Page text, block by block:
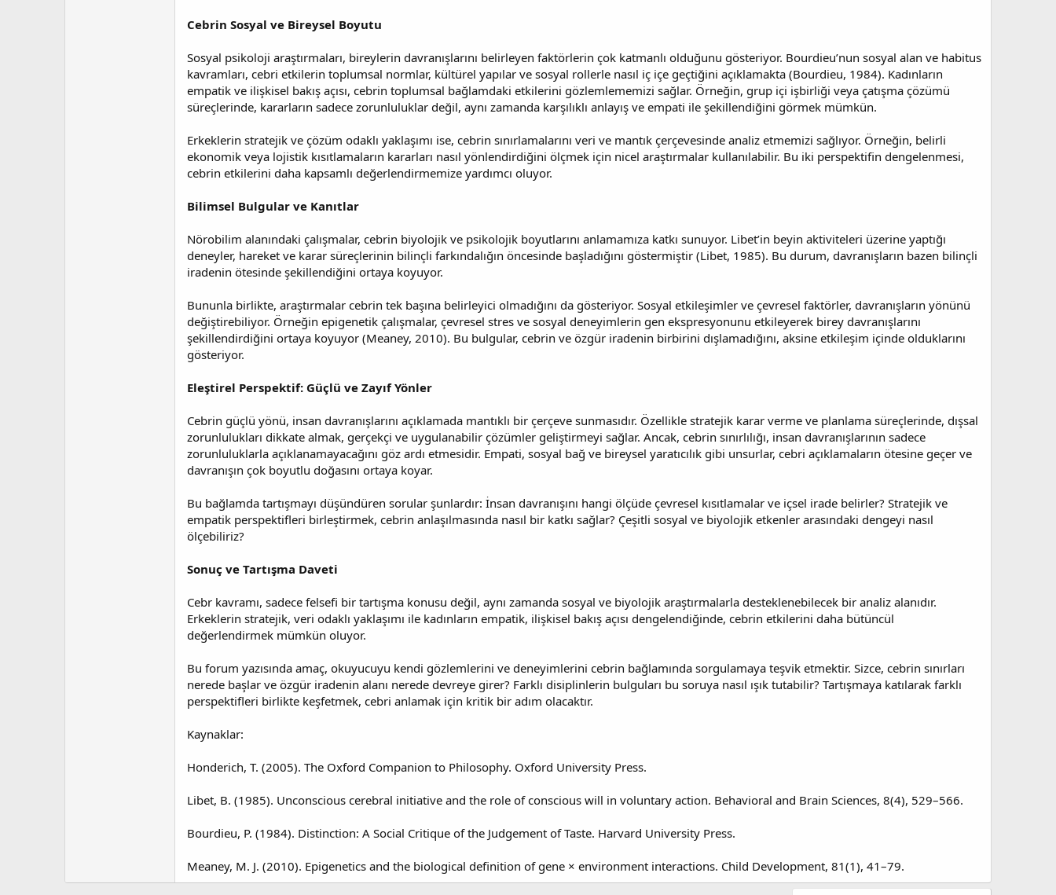
Cebrin Sosyal ve Bireysel Boyutu
Sosyal psikoloji araştırmaları, bireylerin davranışlarını belirleyen faktörlerin çok katmanlı olduğunu gösteriyor. Bourdieu’nun sosyal alan ve habitus
kavramları, cebri etkilerin toplumsal normlar, kültürel yapılar ve sosyal rollerle nasıl iç içe geçtiğini açıklamakta (Bourdieu, 1984). Kadınların
empatik ve ilişkisel bakış açısı, cebrin toplumsal bağlamdaki etkilerini gözlemlememizi sağlar. Örneğin, grup içi işbirliği veya çatışma çözümü
süreçlerinde, kararların sadece zorunluluklar değil, aynı zamanda karşılıklı anlayış ve empati ile şekillendiğini görmek mümkün.
Erkeklerin stratejik ve çözüm odaklı yaklaşımı ise, cebrin sınırlamalarını veri ve mantık çerçevesinde analiz etmemizi sağlıyor. Örneğin, belirli
ekonomik veya lojistik kısıtlamaların kararları nasıl yönlendirdiğini ölçmek için nicel araştırmalar kullanılabilir. Bu iki perspektifin dengelenmesi,
cebrin etkilerini daha kapsamlı değerlendirmemize yardımcı oluyor.
Bilimsel Bulgular ve Kanıtlar
Nörobilim alanındaki çalışmalar, cebrin biyolojik ve psikolojik boyutlarını anlamamıza katkı sunuyor. Libet’in beyin aktiviteleri üzerine yaptığı
deneyler, hareket ve karar süreçlerinin bilinçli farkındalığın öncesinde başladığını göstermiştir (Libet, 1985). Bu durum, davranışların bazen bilinçli
iradenin ötesinde şekillendiğini ortaya koyuyor.
Bununla birlikte, araştırmalar cebrin tek başına belirleyici olmadığını da gösteriyor. Sosyal etkileşimler ve çevresel faktörler, davranışların yönünü
değiştirebiliyor. Örneğin epigenetik çalışmalar, çevresel stres ve sosyal deneyimlerin gen ekspresyonunu etkileyerek birey davranışlarını
şekillendirdiğini ortaya koyuyor (Meaney, 2010). Bu bulgular, cebrin ve özgür iradenin birbirini dışlamadığını, aksine etkileşim içinde olduklarını
gösteriyor.
Eleştirel Perspektif: Güçlü ve Zayıf Yönler
Cebrin güçlü yönü, insan davranışlarını açıklamada mantıklı bir çerçeve sunmasıdır. Özellikle stratejik karar verme ve planlama süreçlerinde, dışsal
zorunlulukları dikkate almak, gerçekçi ve uygulanabilir çözümler geliştirmeyi sağlar. Ancak, cebrin sınırlılığı, insan davranışlarının sadece
zorunluluklarla açıklanamayacağını göz ardı etmesidir. Empati, sosyal bağ ve bireysel yaratıcılık gibi unsurlar, cebri açıklamaların ötesine geçer ve
davranışın çok boyutlu doğasını ortaya koyar.
Bu bağlamda tartışmayı düşündüren sorular şunlardır: İnsan davranışını hangi ölçüde çevresel kısıtlamalar ve içsel irade belirler? Stratejik ve
empatik perspektifleri birleştirmek, cebrin anlaşılmasında nasıl bir katkı sağlar? Çeşitli sosyal ve biyolojik etkenler arasındaki dengeyi nasıl
ölçebiliriz?
Sonuç ve Tartışma Daveti
Cebr kavramı, sadece felsefi bir tartışma konusu değil, aynı zamanda sosyal ve biyolojik araştırmalarla desteklenebilecek bir analiz alanıdır.
Erkeklerin stratejik, veri odaklı yaklaşımı ile kadınların empatik, ilişkisel bakış açısı dengelendiğinde, cebrin etkilerini daha bütüncül
değerlendirmek mümkün oluyor.
Bu forum yazısında amaç, okuyucuyu kendi gözlemlerini ve deneyimlerini cebrin bağlamında sorgulamaya teşvik etmektir. Sizce, cebrin sınırları
nerede başlar ve özgür iradenin alanı nerede devreye girer? Farklı disiplinlerin bulguları bu soruya nasıl ışık tutabilir? Tartışmaya katılarak farklı
perspektifleri birlikte keşfetmek, cebri anlamak için kritik bir adım olacaktır.
Kaynaklar:
Honderich, T. (2005). The Oxford Companion to Philosophy. Oxford University Press.
Libet, B. (1985). Unconscious cerebral initiative and the role of conscious will in voluntary action. Behavioral and Brain Sciences, 8(4), 529–566.
Bourdieu, P. (1984). Distinction: A Social Critique of the Judgement of Taste. Harvard University Press.
Meaney, M. J. (2010). Epigenetics and the biological definition of gene × environment interactions. Child Development, 81(1), 41–79.